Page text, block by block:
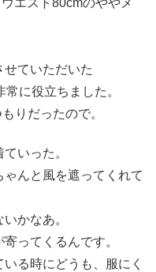
せていただいた
常に役立ちました。
りだったので。
いった。
んと風を遮ってくれて
かなあ。
ってくるんです。
る時にどうも、服にく